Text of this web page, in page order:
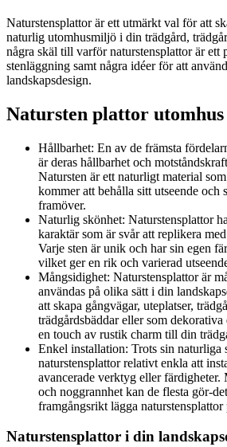
Naturstensplattor är ett utmärkt val för att
naturlig utomhusmiljö i din trädgård,
några skäl till varför naturstensplattor är ett
stenläggning samt några idéer för att
landskapsdesign.
Natursten plattor utomhus
Hållbarhet: En av de främsta
är deras hållbarhet och
Natursten är ett naturligt material
kommer att behålla sitt utseende och
framöver.
Naturlig skönhet: Naturstensplattor
karaktär som är svår att replikera
Varje sten är unik och har sin egen
vilket ger en rik och varierad
Mångsidighet: Naturstensplattor är
användas på olika sätt i din
att skapa gångvägar, uteplatser,
trädgårdsbäddar eller som
en touch av rustik charm till din
Enkel installation: Trots sin naturliga
naturstensplattor relativt enkla att
avancerade verktyg eller färdigheter.
och noggrannhet kan de flesta gör-
framgångsrikt lägga naturstensplattor
Naturstensplattor i din